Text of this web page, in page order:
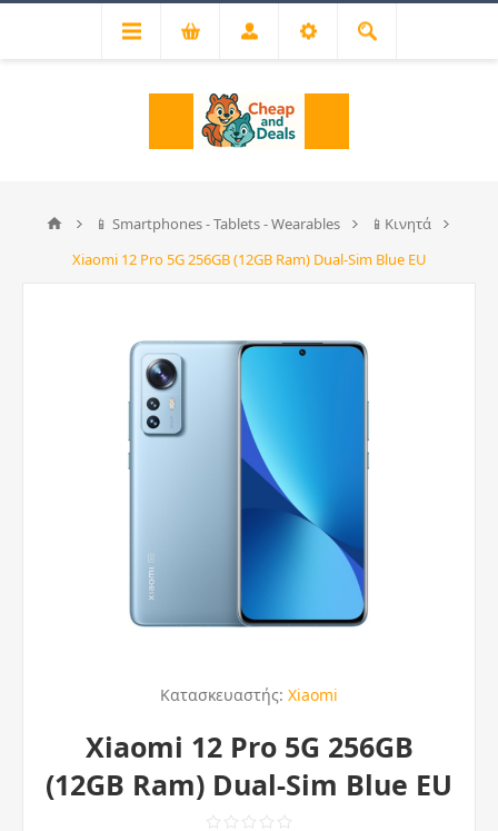
📱 Smartphones - Tablets - Wearables
📱Κινητά
Xiaomi 12 Pro 5G 256GB (12GB Ram) Dual-Sim Blue EU
Κατασκευαστής: Xiaomi
Xiaomi 12 Pro 5G 256GB
(12GB Ram) Dual-Sim Blue EU